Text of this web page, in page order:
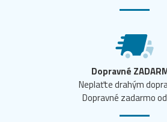
Dopravné
Neplaťte drahým
Dopravné zadarmo